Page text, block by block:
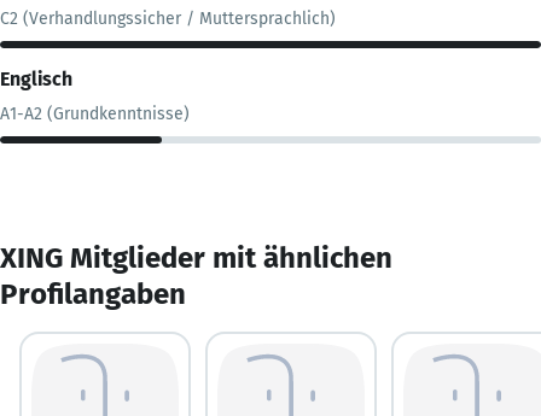
C2 (Verhandlungssicher / Muttersprachlich)
Englisch
A1-A2 (Grundkenntnisse)
XING Mitglieder mit ähnlichen
Profilangaben